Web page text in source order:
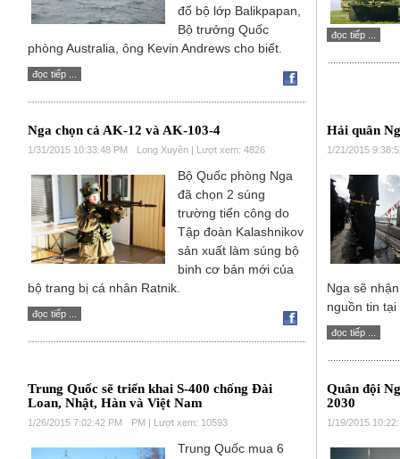
đổ bộ lớp Balikpapan,
Bộ trưởng Quốc
phòng Australia, ông Kevin Andrews cho biết.
đọc tiếp ...
đọc tiếp ...
Nga chọn cả AK-12 và AK-103-4
1/31/2015 10:33:48 PM Long Xuyên | Lượt xem: 4826
Bộ Quốc phòng Nga
đã chọn 2 súng
trường tiến công do
Tập đoàn Kalashnikov
sản xuất làm súng bộ
binh cơ bản mới của
bộ trang bị cá nhân Ratnik.
đọc tiếp ...
Hải quân
1/21/2015
Nga sẽ
nguồn tin
đọc tiếp ...
Trung Quốc sẽ triển khai S-400 chống Đài
Loan, Nhật, Hàn và Việt Nam
1/26/2015 7:02:42 PM PM | Lượt xem: 10593
Trung Quốc mua 6
Quân đội
2030
1/19/2015